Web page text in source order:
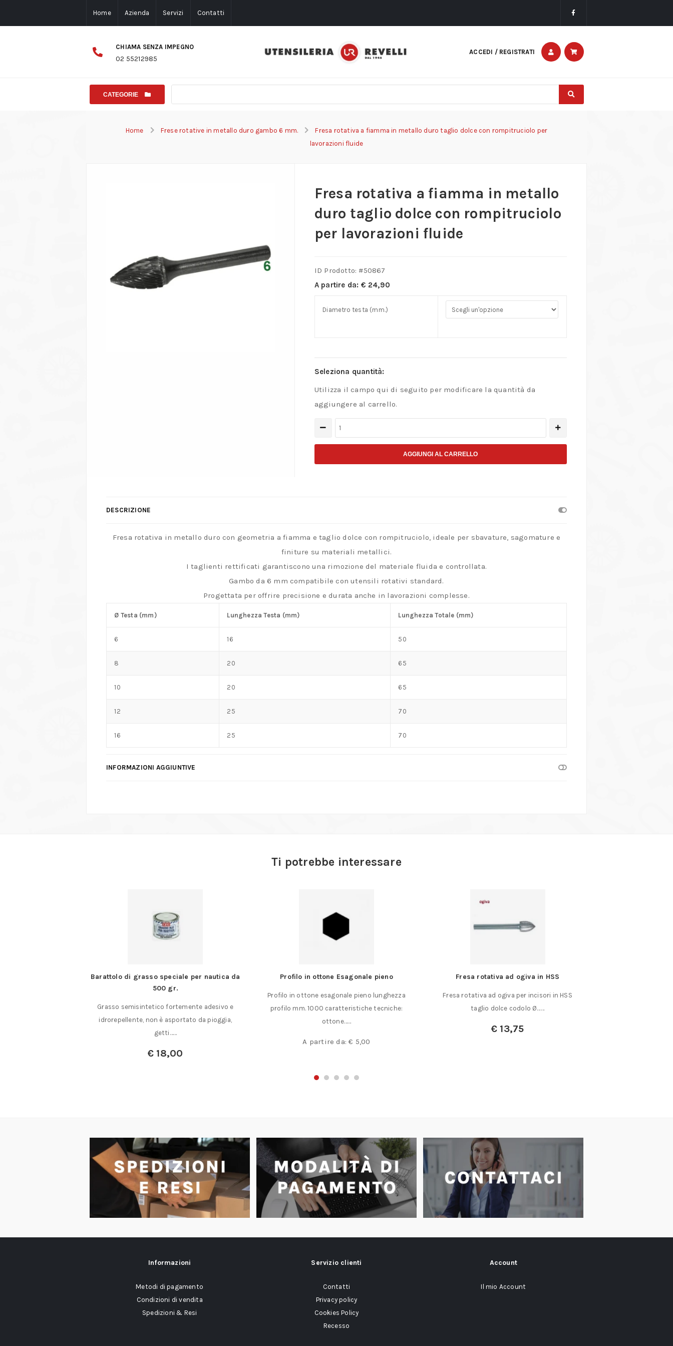
Home Azienda Servizi Contatti
CHIAMA SENZA IMPEGNO
02 55212985
ACCEDI / REGISTRATI
CATEGORIE
Home Frese rotative in metallo duro gambo 6 mm.
Fresa rotativa a fiamma in metallo duro taglio dolce con rompitruciolo per
lavorazioni fluide
Fresa rotativa a fiamma in metallo
duro taglio dolce con rompitruciolo
per lavorazioni fluide
ID Prodotto: #50867
A partire da: € 24,90
Diametro testa (mm.)
Seleziona quantità:
Utilizza il campo qui di seguito per modificare la quantità da
aggiungere al carrello.
Fresa
rotativa
dolce
con
rompitruciolo
per
lavorazioni
AGGIUNGI AL CARRELLO
DESCRIZIONE
Fresa rotativa in metallo duro con geometria a fiamma e taglio dolce con rompitruciolo, ideale per sbavature, sagomature e
finiture su materiali metallici.
I taglienti rettificati garantiscono una rimozione del materiale fluida e controllata.
Gambo da 6 mm compatibile con utensili rotativi standard.
Progettata per offrire precisione e durata anche in lavorazioni complesse.
Ø Testa (mm) Lunghezza Testa (mm) Lunghezza Totale (mm)
6 16 50
8 20 65
10 20 65
12 25 70
16 25 70
INFORMAZIONI AGGIUNTIVE
Ti potrebbe interessare
Barattolo di grasso speciale per nautica da
Grasso semisintetico fortemente adesivo e
idrorepellente, non è asportato da pioggia,
Profilo in ottone Esagonale pieno
Profilo in ottone esagonale pieno lunghezza
profilo mm. 1000 caratteristiche tecniche:
Fresa rotativa ad ogiva in HSS
Fresa rotativa ad ogiva per incisori in HSS
taglio dolce codolo Ø……
10 lame oblique per Martor Grafix
10 lame di ricambio per Martor Grafix modello
Informazioni
Metodi di pagamento
Condizioni di vendita
Spedizioni & Resi
Servizio clienti
Contatti
Privacy policy
Cookies Policy
Recesso
Account
Il mio Account